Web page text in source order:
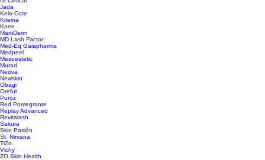
Jada
Kelo-Cote
Kireina
Koee
MartiDerm
MD Lash Factor
Med-Eq Gaiapharma
Medpeel
Mesoestetic
Murad
Neova
Newskin
Obagi
Oreful
Puroz
Red Pomegrante
Replay Advanced
Revitalash
Sakura
Skin Pasión
St. Nirvana
TiZo
Vichy
ZO Skin Health